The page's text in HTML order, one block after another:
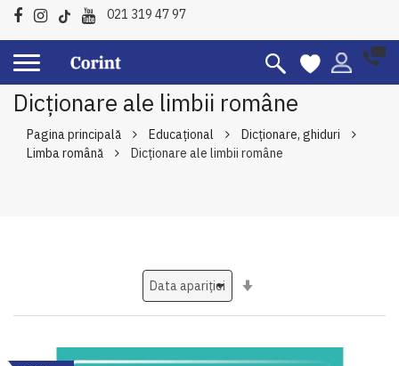
021 319 47 97
Dicționare ale limbii române
Pagina principală Educațional
Dicționare, ghiduri
Limba română
Dicționare ale limbii române